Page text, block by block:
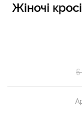
Жіночі
6